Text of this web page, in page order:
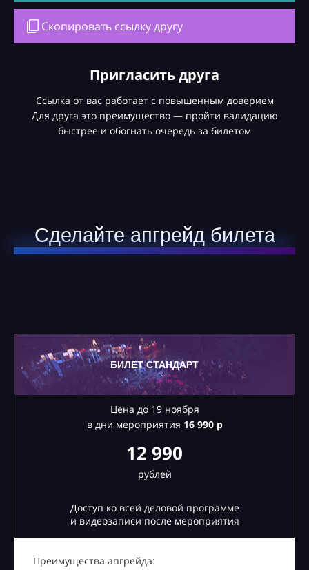
Скопировать ссылку другу
Пригласить друга
Ссылка от вас работает с повышенным доверием
Для друга это преимущество — пройти валидацию
быстрее и обогнать очередь за билетом
Сделайте апгрейд билета
БИЛЕТ СТАНДАРТ
Цена до 19 ноября
в дни мероприятия 16990 р
12 990
рублей
Доступ ко всей деловой программе
и видеозаписи после мероприятия
Преимущества апгрейда: